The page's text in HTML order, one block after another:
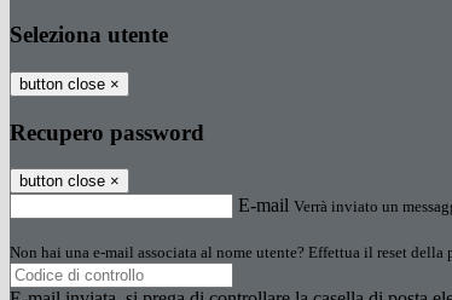
Seleziona utente
button close ×
Recupero password
button close ×
E-mail Verrà inviato un
Non hai una e-mail associata al nome utente? Effettua il reset della